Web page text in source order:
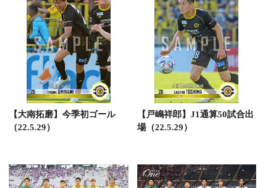
【大南拓磨】今季初ゴール
（22.5.29）
【戸嶋祥郎】J1通算50試合出
場（22.5.29）